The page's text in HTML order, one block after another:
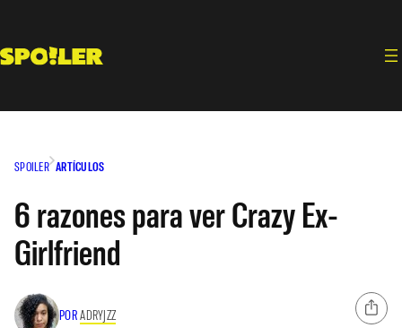
contenido
SPOILER ARTÍCULOS
6 razones para ver Crazy Ex-
Girlfriend
PORADRYJZZ